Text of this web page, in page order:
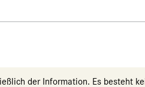
der Information. Es